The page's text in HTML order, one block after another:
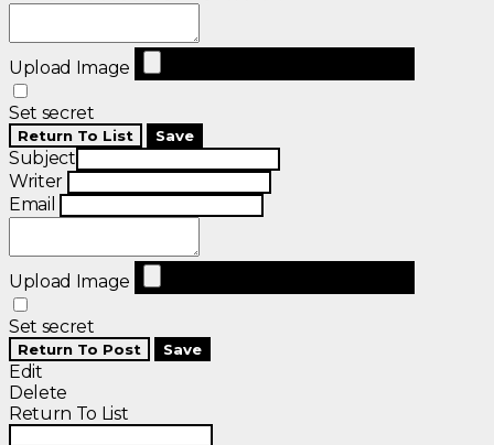
Upload Image
Set secret
Return To List Save
Subject
Writer
Email
Upload Image
Set secret
Return To Post Save
Edit
Delete
Return To List